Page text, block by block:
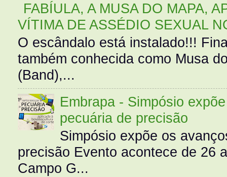
FABÍULA, A MUSA DO MAPA,
VÍTIMA DE ASSÉDIO SEXUAL
O escândalo está instalado!!!
também conhecida como Musa
(Band),...
Embrapa - Simpósio
pecuária de precisão
Simpósio expõe os
precisão Evento acontece de 26
Campo G...